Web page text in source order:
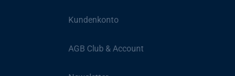
Kundenkonto
AGB Club & Account